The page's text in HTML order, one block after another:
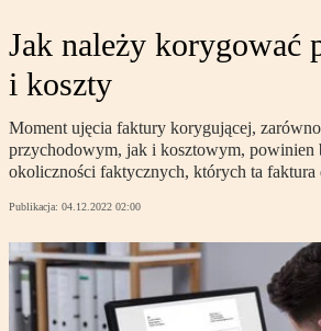
Jak należy korygować
i koszty
Moment ujęcia faktury korygującej,
przychodowym, jak i kosztowym, powinien
okoliczności faktycznych, których ta faktura
Publikacja: 04.12.2022 02:00